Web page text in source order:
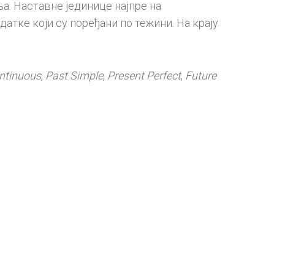
Наставне јединице најпре на
који су поређани по тежини. На крају
, Past Simple, Present Perfect, Future